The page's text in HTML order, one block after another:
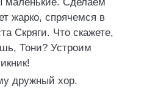
жарко, спрячемся в
Скряги. Что скажете,
Тони? Устроим
дружный хор.